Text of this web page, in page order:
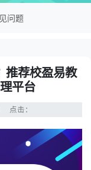
问题
推荐校盈易教
平台
点击：